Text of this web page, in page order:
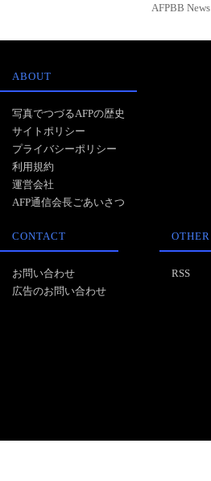
AFPBB News
ABOUT
写真でつづるAFPの歴史
サイトポリシー
プライバシーポリシー
利用規約
運営会社
AFP通信会長ごあいさつ
CONTACT
お問い合わせ
広告のお問い合わせ
OTHER
RSS